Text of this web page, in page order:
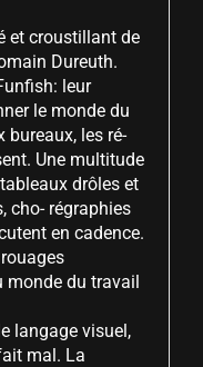
et croustillant de
Dureuth.
leur
le monde du
bureaux, les ré-
Une multitude
drôles et
cho- régraphies
en cadence.
monde du travail
langage visuel,
mal. La